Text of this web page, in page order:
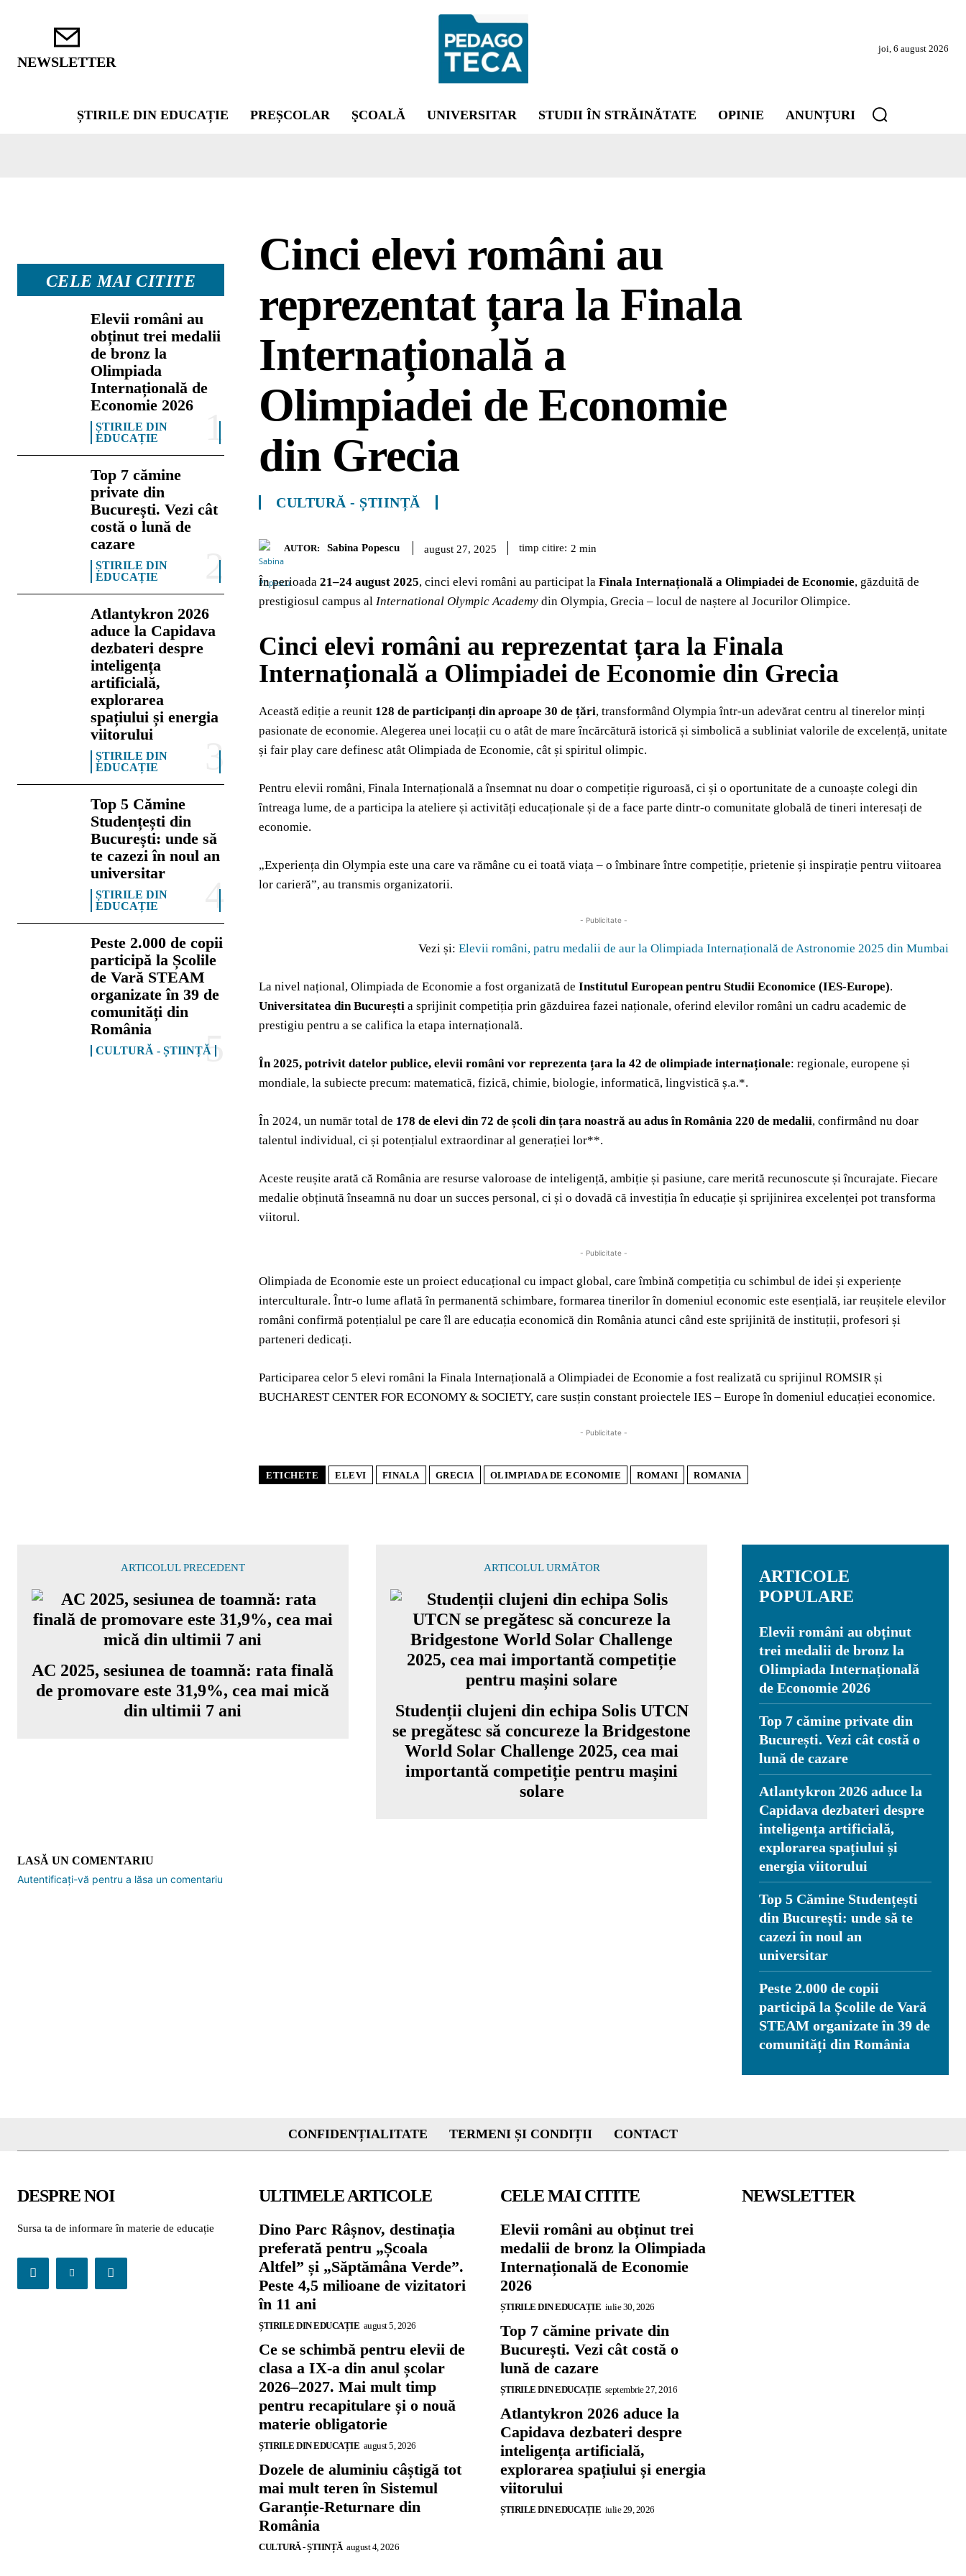
NEWSLETTER
joi, 6 august 2026
ȘTIRILE DIN EDUCAȚIE PREȘCOLAR ŞCOALĂ UNIVERSITAR STUDII ÎN STRĂINĂTATE OPINIE ANUNȚURI
CELE MAI CITITE
Elevii români au
obținut trei medalii
de bronz la
Olimpiada
Internațională de
Economie 2026
ȘTIRILE DIN
EDUCAȚIE
Top 7 cămine
private din
București. Vezi cât
costă o lună de
cazare
ȘTIRILE DIN
EDUCAȚIE
Atlantykron 2026
aduce la Capidava
dezbateri despre
inteligența
artificială,
explorarea
spațiului și energia
viitorului
ȘTIRILE DIN
EDUCAȚIE
Top 5 Cămine
Studențești din
București: unde să
te cazezi în noul an
universitar
ȘTIRILE DIN
EDUCAȚIE
Peste 2.000 de copii
participă la Școlile
de Vară STEAM
organizate în 39 de
comunități din
România
CULTURĂ - ȘTIINȚĂ
Cinci elevi români au
reprezentat țara la Finala
Internațională a
Olimpiadei de Economie
din Grecia
CULTURĂ - ȘTIINȚĂ
AUTOR: Sabina Popescu august 27, 2025 timp citire: 2 min
În perioada 21–24 august 2025, cinci elevi români au participat la Finala Internațională a Olimpiadei de Economie, găzduită de
prestigiosul campus al International Olympic Academy din Olympia, Grecia – locul de naștere al Jocurilor Olimpice.
Cinci elevi români au reprezentat țara la Finala
Internațională a Olimpiadei de Economie din Grecia
Această ediție a reunit 128 de participanți din aproape 30 de țări, transformând Olympia într-un adevărat centru al tinerelor minți
pasionate de economie. Alegerea unei locații cu o atât de mare încărcătură istorică și simbolică a subliniat valorile de excelență, unitate
și fair play care definesc atât Olimpiada de Economie, cât și spiritul olimpic.
Pentru elevii români, Finala Internațională a însemnat nu doar o competiție riguroasă, ci și o oportunitate de a cunoaște colegi din
întreaga lume, de a participa la ateliere și activități educaționale și de a face parte dintr-o comunitate globală de tineri interesați de
economie.
„Experiența din Olympia este una care va rămâne cu ei toată viața – o îmbinare între competiție, prietenie și inspirație pentru viitoarea
lor carieră”, au transmis organizatorii.
- Publicitate -
Vezi și: Elevii români, patru medalii de aur la Olimpiada Internațională de Astronomie 2025 din Mumbai
La nivel național, Olimpiada de Economie a fost organizată de Institutul European pentru Studii Economice (IES-Europe).
Universitatea din București a sprijinit competiția prin găzduirea fazei naționale, oferind elevilor români un cadru academic de
prestigiu pentru a se califica la etapa internațională.
În 2025, potrivit datelor publice, elevii români vor reprezenta țara la 42 de olimpiade internaționale: regionale, europene și
mondiale, la subiecte precum: matematică, fizică, chimie, biologie, informatică, lingvistică ș.a.*.
În 2024, un număr total de 178 de elevi din 72 de școli din țara noastră au adus în România 220 de medalii, confirmând nu doar
talentul individual, ci și potențialul extraordinar al generației lor**.
Aceste reușite arată că România are resurse valoroase de inteligență, ambiție și pasiune, care merită recunoscute și încurajate. Fiecare
medalie obținută înseamnă nu doar un succes personal, ci și o dovadă că investiția în educație și sprijinirea excelenței pot transforma
viitorul.
- Publicitate -
Olimpiada de Economie este un proiect educațional cu impact global, care îmbină competiția cu schimbul de idei și experiențe
interculturale. Într-o lume aflată în permanentă schimbare, formarea tinerilor în domeniul economic este esențială, iar reușitele elevilor
români confirmă potențialul pe care îl are educația economică din România atunci când este sprijinită de instituții, profesori și
parteneri dedicați.
Participarea celor 5 elevi români la Finala Internațională a Olimpiadei de Economie a fost realizată cu sprijinul ROMSIR și
BUCHAREST CENTER FOR ECONOMY & SOCIETY, care susțin constant proiectele IES – Europe în domeniul educației economice.
- Publicitate -
ETICHETE ELEVI FINALA GRECIA OLIMPIADA DE ECONOMIE ROMANI ROMANIA
ARTICOLUL PRECEDENT
AC 2025, sesiunea de toamnă: rata finală
de promovare este 31,9%, cea mai mică
din ultimii 7 ani
ARTICOLUL URMĂTOR
Studenții clujeni din echipa Solis UTCN
se pregătesc să concureze la Bridgestone
World Solar Challenge 2025, cea mai
importantă competiție pentru mașini
solare
LASĂ UN COMENTARIU
Autentificați-vă pentru a lăsa un comentariu
ARTICOLE
POPULARE
Elevii români au obținut
trei medalii de bronz la
Olimpiada Internațională
de Economie 2026
Top 7 cămine private din
București. Vezi cât costă o
lună de cazare
Atlantykron 2026 aduce la
Capidava dezbateri despre
inteligența artificială,
explorarea spațiului și
energia viitorului
Top 5 Cămine Studențești
din București: unde să te
cazezi în noul an
universitar
Peste 2.000 de copii
participă la Școlile de Vară
STEAM organizate în 39 de
comunități din România
CONFIDENȚIALITATE TERMENI ȘI CONDIȚII CONTACT
DESPRE NOI
Sursa ta de informare în materie de educație
ULTIMELE ARTICOLE
Dino Parc Râșnov, destinația
preferată pentru „Școala
Altfel” și „Săptămâna Verde”.
Peste 4,5 milioane de vizitatori
în 11 ani
ȘTIRILE DIN EDUCAȚIE august 5, 2026
Ce se schimbă pentru elevii de
clasa a IX-a din anul școlar
2026–2027. Mai mult timp
pentru recapitulare și o nouă
materie obligatorie
ȘTIRILE DIN EDUCAȚIE august 5, 2026
Dozele de aluminiu câștigă tot
mai mult teren în Sistemul
Garanție-Returnare din
România
CULTURĂ - ȘTIINȚĂ august 4, 2026
CELE MAI CITITE
Elevii români au obținut trei
medalii de bronz la Olimpiada
Internațională de Economie
2026
ȘTIRILE DIN EDUCAȚIE iulie 30, 2026
Top 7 cămine private din
București. Vezi cât costă o
lună de cazare
ȘTIRILE DIN EDUCAȚIE septembrie 27, 2016
Atlantykron 2026 aduce la
Capidava dezbateri despre
inteligența artificială,
explorarea spațiului și energia
viitorului
ȘTIRILE DIN EDUCAȚIE iulie 29, 2026
NEWSLETTER